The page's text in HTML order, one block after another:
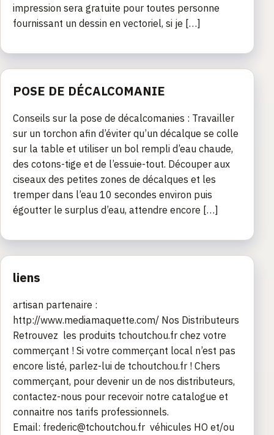
impression sera gratuite pour toutes personne
fournissant un dessin en vectoriel, si je […]
POSE DE DÉCALCOMANIE
Conseils sur la pose de décalcomanies : Travailler
sur un torchon afin d’éviter qu’un décalque se colle
sur la table et utiliser un bol rempli d’eau chaude,
des cotons-tige et de l’essuie-tout. Découper aux
ciseaux des petites zones de décalques et les
tremper dans l’eau 10 secondes environ puis
égoutter le surplus d’eau, attendre encore […]
liens
artisan partenaire :
http://www.mediamaquette.com/ Nos Distributeurs
Retrouvez les produits tchoutchou.fr chez votre
commerçant ! Si votre commerçant local n’est pas
encore listé, parlez-lui de tchoutchou.fr ! Chers
commerçant, pour devenir un de nos distributeurs,
contactez-nous pour recevoir notre catalogue et
connaitre nos tarifs professionnels.
Email: frederic@tchoutchou.fr véhicules HO et/ou